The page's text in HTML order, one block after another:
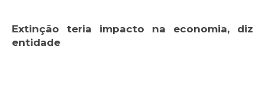
Extinção teria impacto na economia, diz
entidade